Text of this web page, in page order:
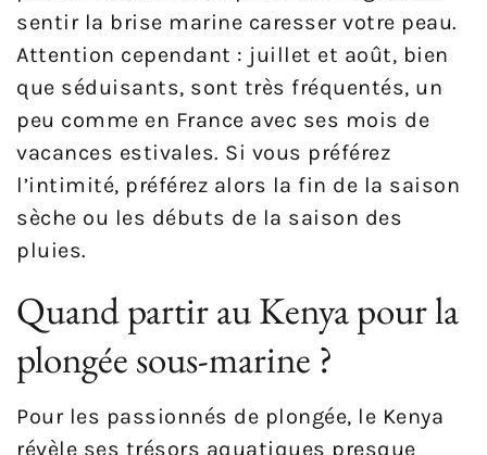
sentir la brise marine caresser votre peau.
Attention cependant : juillet et août, bien
que séduisants, sont très fréquentés, un
peu comme en France avec ses mois de
vacances estivales. Si vous préférez
l’intimité, préférez alors la fin de la saison
sèche ou les débuts de la saison des
pluies.
Quand partir au Kenya pour la
plongée sous-marine ?
Pour les passionnés de plongée, le Kenya
révèle ses trésors aquatiques presque